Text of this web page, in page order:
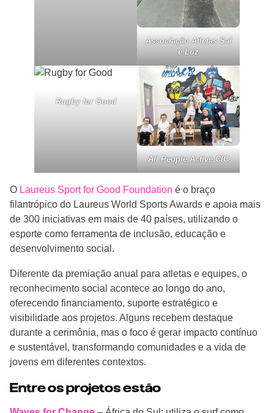
Associação Atletas Sal
e Luz
Rugby for Good
All People Active CIC
O Laureus Sport for Good Foundation é o braço
filantrópico do Laureus World Sports Awards e apoia mais
de 300 iniciativas em mais de 40 países, utilizando o
esporte como ferramenta de inclusão, educação e
desenvolvimento social.
Diferente da premiação anual para atletas e equipes, o
reconhecimento social acontece ao longo do ano,
oferecendo financiamento, suporte estratégico e
visibilidade aos projetos. Alguns recebem destaque
durante a cerimônia, mas o foco é gerar impacto contínuo
e sustentável, transformando comunidades e a vida de
jovens em diferentes contextos.
Entre os projetos estão